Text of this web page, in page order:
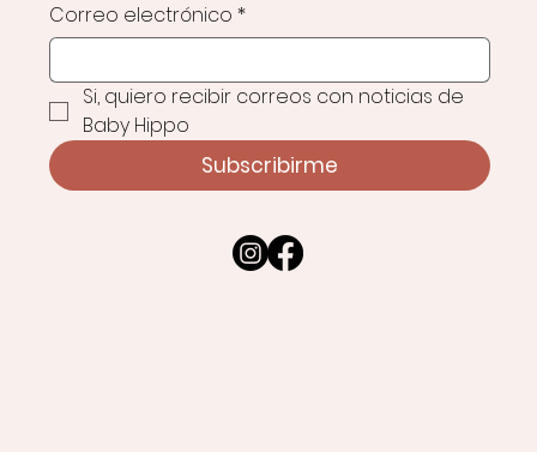
Correo electrónico *
Si, quiero recibir correos con noticias de
Baby Hippo
Subscribirme